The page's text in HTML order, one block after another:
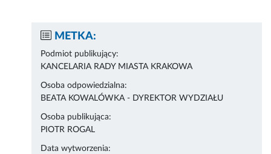
METKA:
Podmiot publikujący:
KANCELARIA RADY MIASTA KRAKOWA
Osoba odpowiedzialna:
BEATA KOWALÓWKA - DYREKTOR WYDZIAŁU
Osoba publikująca:
PIOTR ROGAL
Data wytworzenia: